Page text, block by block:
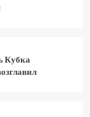
Кубка